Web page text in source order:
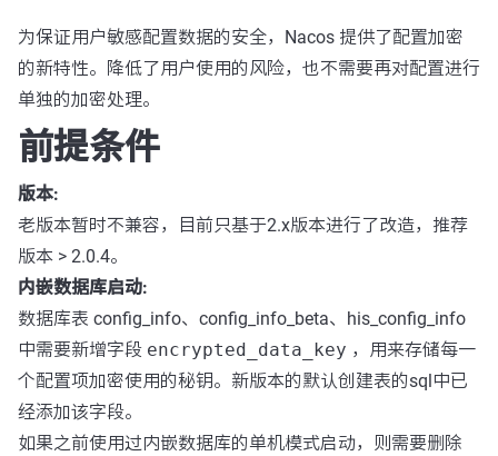
为保证用户敏感配置数据的安全，Nacos 提供了配置加密
的新特性。降低了用户使用的风险，也不需要再对配置进行
单独的加密处理。
前提条件
版本:
老版本暂时不兼容，目前只基于2.x版本进行了改造，推荐
版本 > 2.0.4。
内嵌数据库启动:
数据库表 config_info、config_info_beta、his_config_info
中需要新增字段 encrypted_data_key ，用来存储每一
个配置项加密使用的秘钥。新版本的默认创建表的sql中已
经添加该字段。
如果之前使用过内嵌数据库的单机模式启动，则需要删除